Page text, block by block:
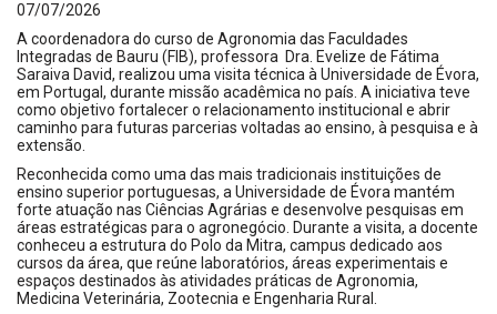
07/07/2026
A coordenadora do curso de Agronomia das Faculdades
Integradas de Bauru (FIB), professora Dra. Evelize de Fátima
Saraiva David, realizou uma visita técnica à Universidade de Évora,
em Portugal, durante missão acadêmica no país. A iniciativa teve
como objetivo fortalecer o relacionamento institucional e abrir
caminho para futuras parcerias voltadas ao ensino, à pesquisa e à
extensão.
Reconhecida como uma das mais tradicionais instituições de
ensino superior portuguesas, a Universidade de Évora mantém
forte atuação nas Ciências Agrárias e desenvolve pesquisas em
áreas estratégicas para o agronegócio. Durante a visita, a docente
conheceu a estrutura do Polo da Mitra, campus dedicado aos
cursos da área, que reúne laboratórios, áreas experimentais e
espaços destinados às atividades práticas de Agronomia,
Medicina Veterinária, Zootecnia e Engenharia Rural.